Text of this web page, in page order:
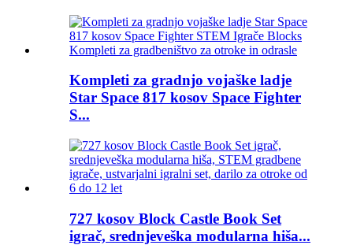
Kompleti za gradnjo vojaške ladje
Star Space 817 kosov Space Fighter
S...
727 kosov Block Castle Book Set
igrač, srednjeveška modularna hiša...